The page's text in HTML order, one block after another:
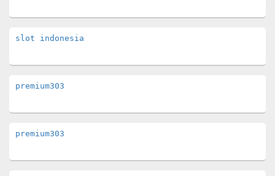
slot indonesia
premium303
premium303